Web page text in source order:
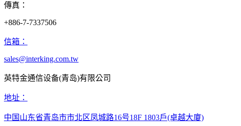
傳真：
+886-7-7337506
信箱：
sales@interking.com.tw
英特金通信设备(青岛)有限公司
地址：
中国山东省青岛市市北区凤城路16号18F 1803戶(卓越大廈)​